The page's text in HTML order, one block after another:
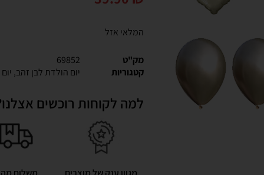
המלאי אזל
מק"ט
69852
קטגוריות
יום הולדת לבן זהב,
למה לקוחות רוכשים